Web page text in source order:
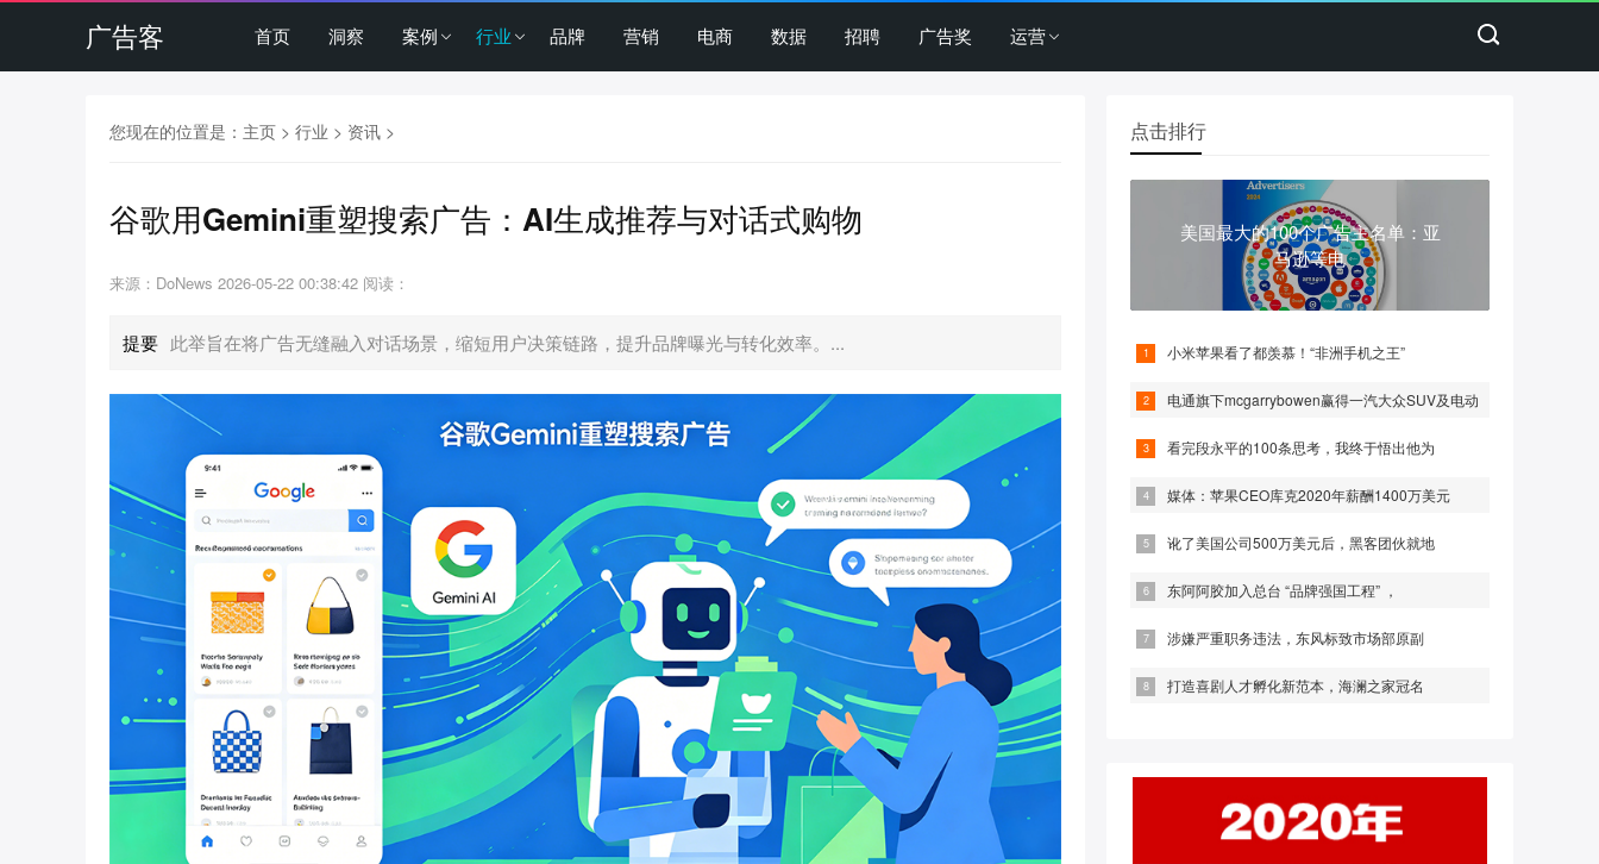
广告客 首页 洞察 案例 行业 品牌 营销 电商 数据 招聘 广告奖 运营
您现在的位置是： 主页 > 行业 > 资讯 >
谷歌用Gemini重塑搜索广告：AI生成推荐与对话式购物
来源：DoNews 2026-05-22 00:38:42 阅读：
提要 此举旨在将广告无缝融入对话场景，缩短用户决策链路，提升品牌曝光与转化效率。...
点击排行
美国最大的100个广告主名单：亚
马逊等电
小米苹果看了都羡慕！“非洲手机之王”
电通旗下mcgarrybowen赢得一汽大众SUV及电动
看完段永平的100条思考，我终于悟出他为
媒体：苹果CEO库克2020年薪酬1400万美元
讹了美国公司500万美元后，黑客团伙就地
东阿阿胶加入总台 “品牌强国工程” ，
涉嫌严重职务违法，东风标致市场部原副
打造喜剧人才孵化新范本，海澜之家冠名